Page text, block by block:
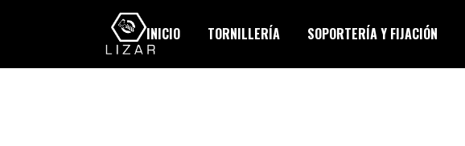
INICIO TORNILLERÍA SOPORTERÍA Y FIJACIÓN